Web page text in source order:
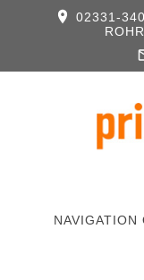
02331-
NAVIGATION